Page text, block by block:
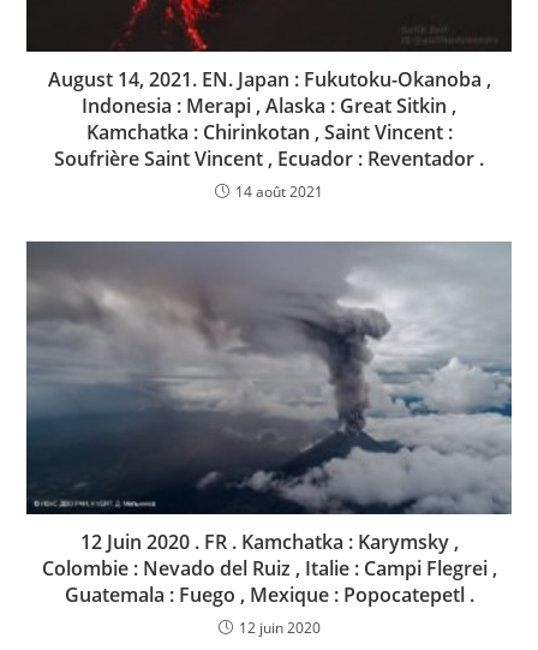
August 14, 2021. EN. Japan : Fukutoku-Okanoba ,
Indonesia : Merapi , Alaska : Great Sitkin ,
Kamchatka : Chirinkotan , Saint Vincent :
Soufrière Saint Vincent , Ecuador : Reventador .
14 août 2021
12 Juin 2020 . FR . Kamchatka : Karymsky ,
Colombie : Nevado del Ruiz , Italie : Campi Flegrei ,
Guatemala : Fuego , Mexique : Popocatepetl .
12 juin 2020